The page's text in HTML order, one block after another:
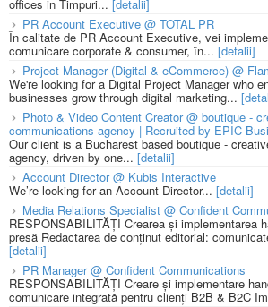
offices in Timpuri... [detalii]
PR Account Executive @ TOTAL PR
În calitate de PR Account Executive, vei
comunicare corporate & consumer, în... [detalii]
Project Manager (Digital & eCommerce) @
We're looking for a Digital Project Manager who
businesses grow through digital marketing...
Photo & Video Content Creator @ boutique -
communications agency | Recruited by EPIC
Our client is a Bucharest based boutique -
agency, driven by one... [detalii]
Account Director @ Kubis Interactive
We’re looking for an Account Director... [detalii]
Media Relations Specialist @ Confident
RESPONSABILITĂȚI Crearea și implementarea
presă Redactarea de conținut editorial:
[detalii]
PR Manager @ Confident Communications
RESPONSABILITĂȚI Creare și implementare
comunicare integrată pentru clienți B2B & B2C